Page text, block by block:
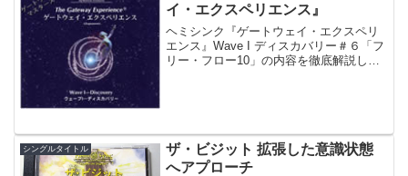
イ・エクスペリエンス』
ヘミシンク『ゲートウェイ・エクスペリ
エンス』Wave I ディスカバリー＃６「フ
リー・フロー10」の内容を徹底解説しま
シングルタイトル
ザ・ビジット 拡張した意識状態
へアプローチ